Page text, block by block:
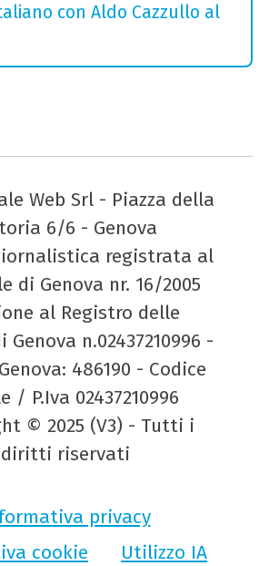
con Aldo Cazzullo al
Web Srl - Piazza della
6/6 - Genova
registrata al
di Genova nr. 16/2005
al Registro delle
Genova n.02437210996 -
486190 - Codice
/ P.Iva 02437210996
© 2025 (V3) - Tutti i
diritti riservati
privacy
cookie
Utilizzo IA